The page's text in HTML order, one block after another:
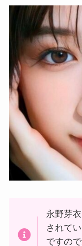
永野芽
されてい
ですの